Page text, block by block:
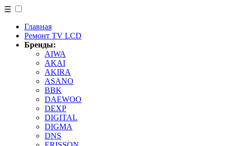
☰
Главная
Ремонт TV LCD
Бренды:
AIWA
AKAI
AKIRA
ASANO
BBK
DAEWOO
DEXP
DIGITAL
DIGMA
DNS